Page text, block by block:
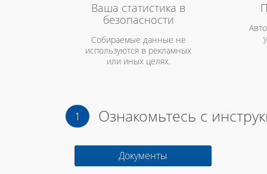
Ваша статистика в
безопасности
Собираемые данные не
используются в рекламных
или иных целях.
Ознакомьтесь с
Документы